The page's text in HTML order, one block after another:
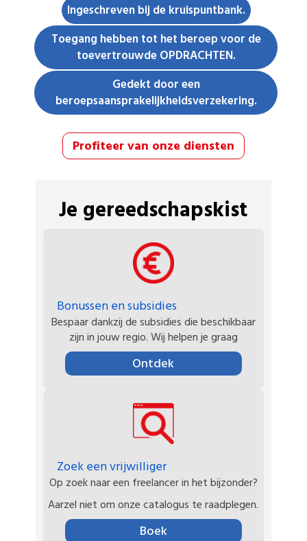
Ingeschreven bij de kruispuntbank.
Toegang hebben tot het beroep voor de
toevertrouwde OPDRACHTEN.
Gedekt door een
beroepsaansprakelijkheidsverzekering.
Profiteer van onze diensten
Je gereedschapskist
Bonussen en subsidies
Bespaar dankzij de subsidies die beschikbaar
zijn in jouw regio. Wij helpen je graag
Ontdek
Zoek een vrijwilliger
Op zoek naar een freelancer in het bijzonder?
Aarzel niet om onze catalogus te raadplegen.
Boek